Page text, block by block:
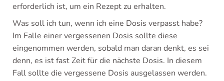
erforderlich ist, um ein Rezept zu erhalten.
Was soll ich tun, wenn ich eine Dosis verpasst habe?
Im Falle einer vergessenen Dosis sollte diese
eingenommen werden, sobald man daran denkt, es sei
denn, es ist fast Zeit für die nächste Dosis. In diesem
Fall sollte die vergessene Dosis ausgelassen werden.